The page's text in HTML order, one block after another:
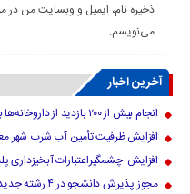
ذخیره نام، ایمیل و وبسایت من در
می‌نویسم.
آخرین اخبار
انجام بیش از ۲۰۰ بازدید از داروخانه‌ها برای پایش وضعیت دارویی لرستان
افزایش ظرفیت تأمین آب شرب شهر
افزایش چشمگیراعتبارات آبخیزداری
مجوز پذیرش دانشجو در ۴ رشته جدید کارشناسی‌ارشد دانشگاه لرستان صادر شد